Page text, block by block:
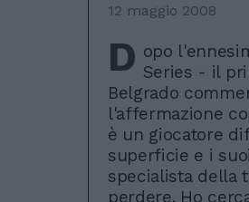
12 maggio 2008
D opo
Series - il
Belgrado
l'affermazione
è un giocatore
superficie e i
specialista della
perdere. Ho